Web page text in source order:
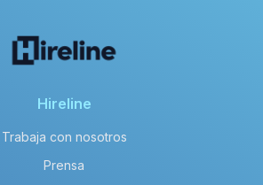
Hireline
Trabaja con nosotros
Prensa